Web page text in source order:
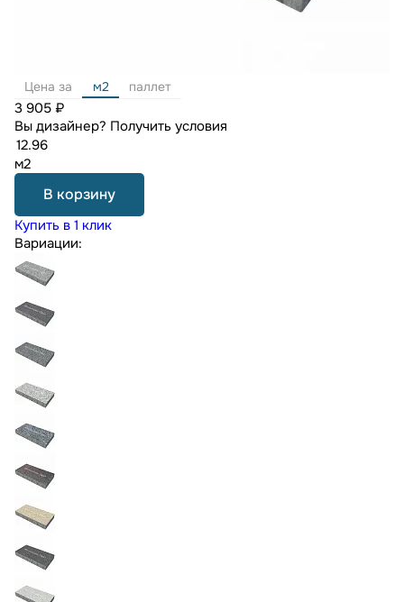
Цена за м2 паллет
3 905 ₽
Вы дизайнер? Получить условия
м2
В корзину
Купить в 1 клик
Вариации: